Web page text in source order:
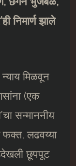
’ही निमार्ण झाले
मिळवून
(एक
सन्माननीय
लढवय्या
छूपपूट